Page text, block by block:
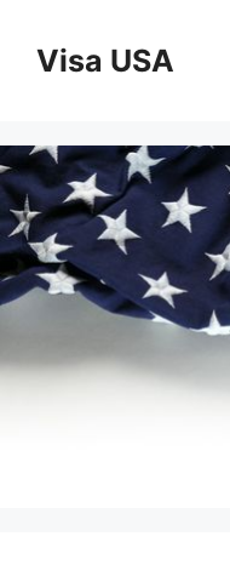
contenuVisa USA